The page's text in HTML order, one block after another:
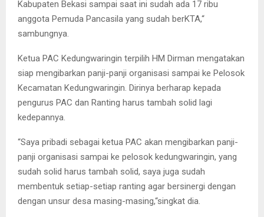
Kabupaten Bekasi sampai saat ini sudah ada 17 ribu
anggota Pemuda Pancasila yang sudah berKTA,“
sambungnya.
Ketua PAC Kedungwaringin terpilih HM Dirman mengatakan
siap mengibarkan panji-panji organisasi sampai ke Pelosok
Kecamatan Kedungwaringin. Dirinya berharap kepada
pengurus PAC dan Ranting harus tambah solid lagi
kedepannya.
“Saya pribadi sebagai ketua PAC akan mengibarkan panji-
panji organisasi sampai ke pelosok kedungwaringin, yang
sudah solid harus tambah solid, saya juga sudah
membentuk setiap-setiap ranting agar bersinergi dengan
dengan unsur desa masing-masing,“singkat dia.